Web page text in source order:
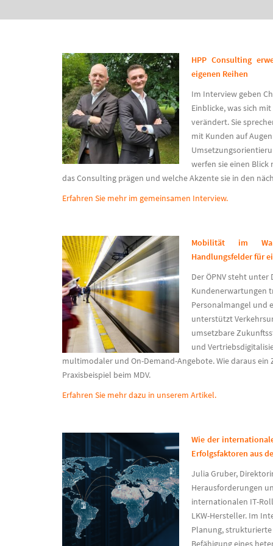
HPP Consulting
eigenen Reihen
Im Interview geben
Einblicke, was sich
verändert. Sie
mit Kunden auf
werfen sie einen Blick
das Consulting prägen und welche Akzente sie in den
Erfahren Sie mehr im gemeinsamen Interview.
Mobilität im
Handlungsfelder für
Der ÖPNV steht unter
Kundenerwartungen
Personalmangel und
unterstützt
umsetzbare
und
multimodaler und On-Demand-Angebote. Wie daraus
Praxisbeispiel beim MDV.
Erfahren Sie mehr dazu in unserem Artikel.
Wie der
Erfolgsfaktoren aus
Julia Gruber,
Herausforderungen
internationalen IT-
LKW-Hersteller. Im
Planung,